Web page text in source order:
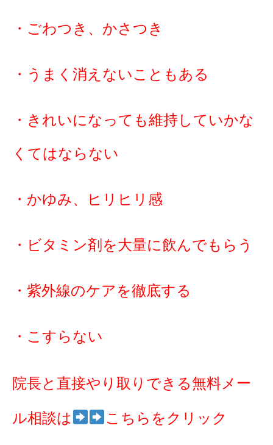
・ごわつき、かさつき
・うまく消えないこともある
・きれいになっても維持していかな
くてはならない
・かゆみ、ヒリヒリ感
・ビタミン剤を大量に飲んでもらう
・紫外線のケアを徹底する
・こすらない
院長と直接やり取りできる無料メー
ル相談は こちらをクリック